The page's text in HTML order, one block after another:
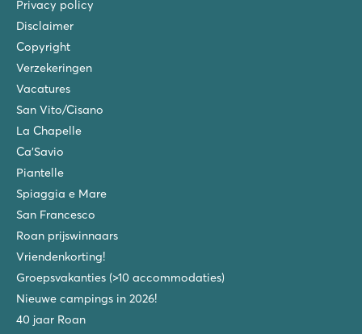
Privacy policy
Disclaimer
Copyright
Verzekeringen
Vacatures
San Vito/Cisano
La Chapelle
Ca'Savio
Piantelle
Spiaggia e Mare
San Francesco
Roan prijswinnaars
Vriendenkorting!
Groepsvakanties (>10 accommodaties)
Nieuwe campings in 2026!
40 jaar Roan